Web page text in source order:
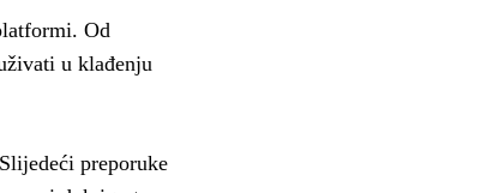
Od
u klađenju
preporuke